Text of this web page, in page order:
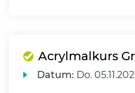
Acrylmalkurs
Datum: Do.